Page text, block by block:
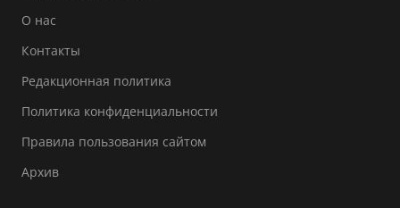
О нас
Контакты
Редакционная политика
Политика конфиденциальности
Правила пользования сайтом
Архив